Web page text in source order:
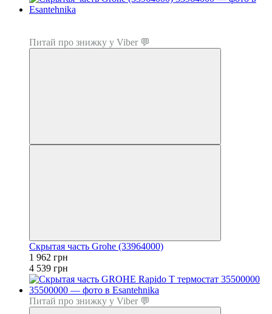
Питай про знижку у Viber 💬
Скрытая часть Grohe (33964000)
1 962 грн
4 539 грн
Питай про знижку у Viber 💬